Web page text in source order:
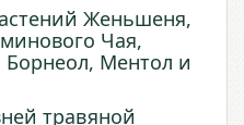
Женьшеня,
Чая,
Ментол и
травяной